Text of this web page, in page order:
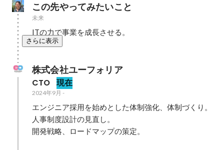
この先やってみたいこと
未来
ITの力で事業を成長させる。
さらに表示
株式会社ユーフォリア
CTO 現在
2024年9月 -
エンジニア採用を始めとした体制強化、体制づくり。
人事制度設計の見直し。
開発戦略、ロードマップの策定。